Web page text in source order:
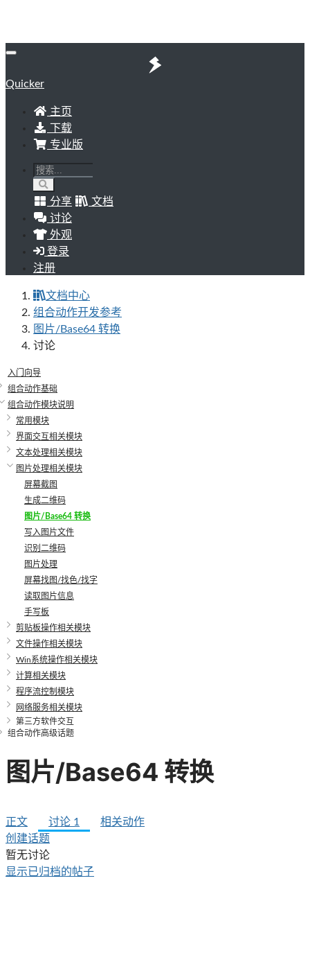
Quicker
主页
下载
专业版
分享
文档
讨论
外观
登录
注册
文档中心
组合动作开发参考
图片/Base64 转换
讨论
入门向导
组合动作基础
组合动作模块说明
常用模块
界面交互相关模块
文本处理相关模块
图片处理相关模块
屏幕截图
生成二维码
图片/Base64 转换
写入图片文件
识别二维码
图片处理
屏幕找图/找色/找字
读取图片信息
手写板
剪贴板操作相关模块
文件操作相关模块
Win系统操作相关模块
计算相关模块
程序流控制模块
网络服务相关模块
第三方软件交互
组合动作高级话题
图片/Base64 转换
正文 讨论 1
相关动作
创建话题
暂无讨论
显示已归档的帖子